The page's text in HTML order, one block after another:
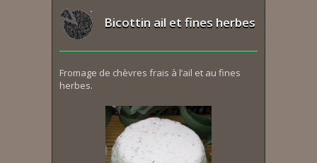
Bicottin ail et fines herbes
Fromage de chèvres frais à l’ail et au fines
herbes.